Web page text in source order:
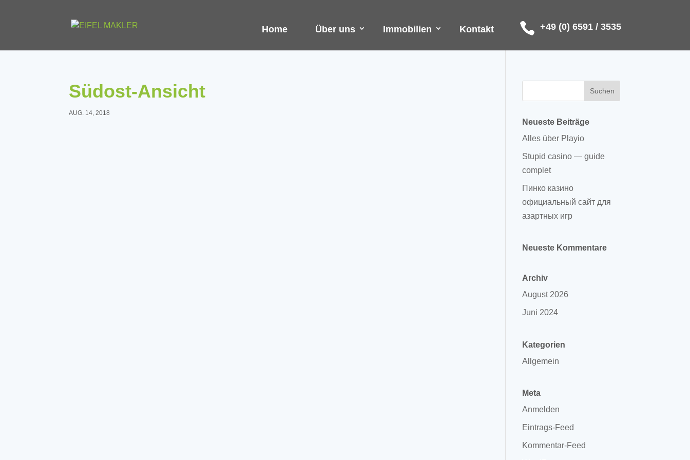
+49 (0) 6591 / 3535
Home Über uns Immobilien Kontakt
Südost-Ansicht
AUG. 14, 2018
Neueste Beiträge
Alles über Playio
Stupid casino — guide
complet
Пинко казино
официальный сайт для
азартных игр
Neueste Kommentare
Archiv
August 2026
Juni 2024
Kategorien
Allgemein
Meta
Anmelden
Eintrags-Feed
Kommentar-Feed